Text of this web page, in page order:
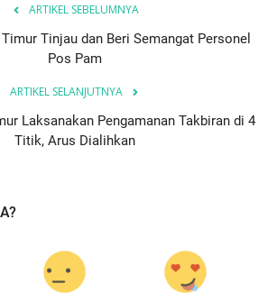
ARTIKEL SEBELUMNYA
Tinjau dan Beri Semangat Personel
Pos Pam
ARTIKEL SELANJUTNYA
Laksanakan Pengamanan Takbiran di 4
Titik, Arus Dialihkan